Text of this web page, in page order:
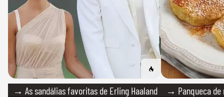
→ As sandálias favoritas de Erling Haaland
→ Panqueca de